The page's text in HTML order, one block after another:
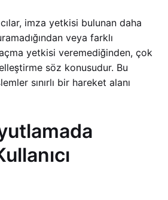
imza yetkisi bulunan daha
veya farklı
yetkisi veremediğinden, çok
söz konusudur. Bu
sınırlı bir hareket alanı